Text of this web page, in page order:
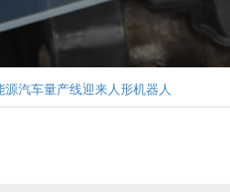
源汽车量产线迎来人形机器人